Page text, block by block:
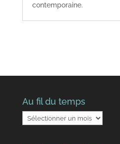
contemporaine.
Au fil du temps
Au
fil